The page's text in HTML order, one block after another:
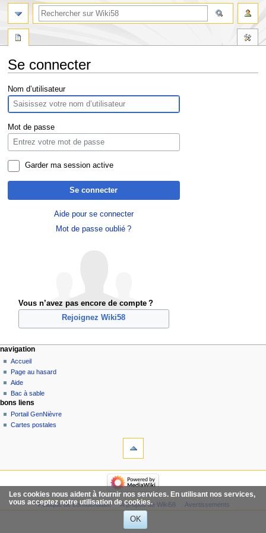
Se connecter
Aller
à
la
navigation
Aller
à
la
recherche
Nom d’utilisateur
Mot de passe
Garder ma session active
Se connecter
Aide pour se connecter
Mot de passe oublié ?
Vous n’avez pas encore de compte ?
Rejoignez Wiki58
Les cookies nous aident à fournir nos services. En utilisant nos services,
vous acceptez notre utilisation de cookies.
OK
navigation
Accueil
Page au hasard
Aide
Bac à sable
bons liens
Portail GenNièvre
Cartes postales
Politique de confidentialité À propos de Wiki58 Avertissements